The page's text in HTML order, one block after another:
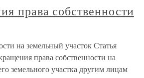
права собственности
на земельный участок Статья
права собственности на
земельного участка другим лицам